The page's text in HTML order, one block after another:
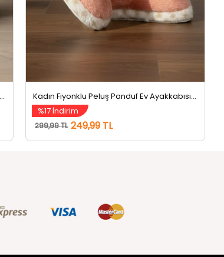
%17 İndirim
299,99 TL 249,99 TL